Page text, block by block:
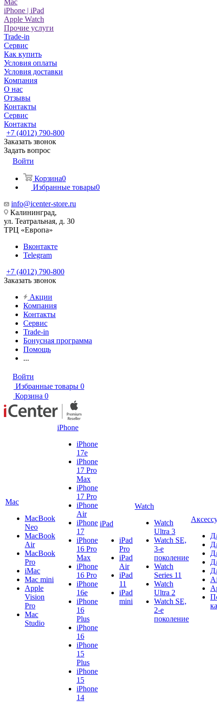
Mac
iPhone | iPad
Apple Watch
Прочие услуги
Trade-in
Сервис
Как купить
Условия оплаты
Условия доставки
Компания
О нас
Отзывы
Контакты
Сервис
Контакты
+7 (4012) 790-800
Заказать звонок
Задать вопрос
Войти
Корзина0
Избранные товары0
info@icenter-store.ru
Калининград,
ул. Театральная, д. 30
ТРЦ «Европа»
Вконтакте
Telegram
+7 (4012) 790-800
Заказать звонок
Акции
Компания
Контакты
Сервис
Trade-in
Бонусная программа
Помощь
...
Войти
Избранные товары 0
Корзина 0
Mac
MacBook
Neo
MacBook
Air
MacBook
Pro
iMac
Mac mini
Apple
Vision
Pro
Mac
Studio
iPhone
iPhone
17e
iPhone
17 Pro
Max
iPhone
17 Pro
iPhone
Air
iPhone
17
iPhone
16 Pro
Max
iPhone
16 Pro
iPhone
16e
iPhone
16
Plus
iPhone
16
iPhone
15
Plus
iPhone
15
iPhone
14
iPad
iPad
Pro
iPad
Air
iPad
11
iPad
mini
Watch
Watch
Ultra 3
Watch SE,
3-е
поколение
Watch
Series 11
Watch
Ultra 2
Watch SE,
2-е
поколение